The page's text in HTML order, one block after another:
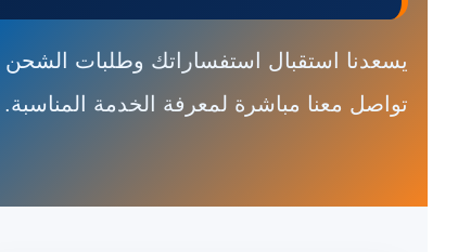
يسعدنا استقبال استفساراتك وطلبات
تواصل معنا مباشرة لمعرفة الخدمة المناسبة.